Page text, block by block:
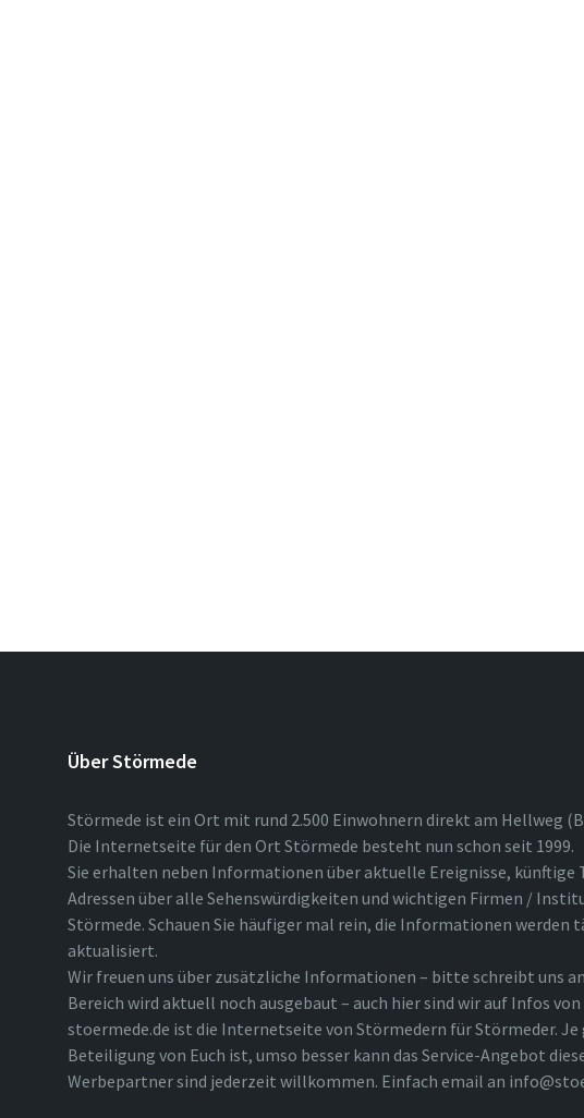
Über Störmede
Störmede ist ein Ort mit rund 2.500 Einwohnern direkt am Hellweg
Die Internetseite für den Ort Störmede besteht nun schon seit 1999.
Sie erhalten neben Informationen über aktuelle Ereignisse, künftige
Adressen über alle Sehenswürdigkeiten und wichtigen Firmen /
Störmede. Schauen Sie häufiger mal rein, die Informationen werden
aktualisiert.
Wir freuen uns über zusätzliche Informationen – bitte schreibt uns
Bereich wird aktuell noch ausgebaut – auch hier sind wir auf Infos von
stoermede.de ist die Internetseite von Störmedern für Störmeder. Je
Beteiligung von Euch ist, umso besser kann das Service-Angebot
Werbepartner sind jederzeit willkommen. Einfach email an